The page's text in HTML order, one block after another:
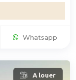
Whatsapp
A louer